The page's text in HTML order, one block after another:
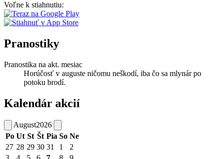
Voľne k stiahnutiu:
Pranostiky
Pranostika na akt. mesiac
Horúčosť v auguste ničomu neškodí, iba čo sa mlynár po
potoku brodí.
Kalendár akcií
August2026
Po Ut St Št Pia So Ne
27 28 29 30 31 1
2